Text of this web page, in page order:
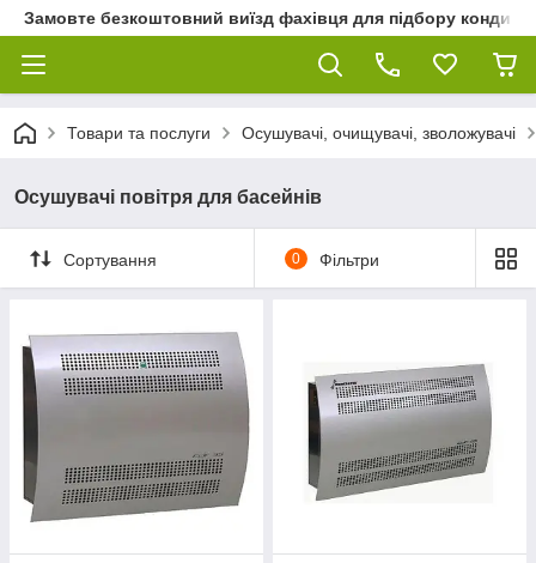
Замовте безкоштовний виїзд фахівця для підбору
Товари та послуги Осушувачі, очищувачі, зволожувачі
Осушувачі повітря для басейнів
Сортування 0 Фільтри